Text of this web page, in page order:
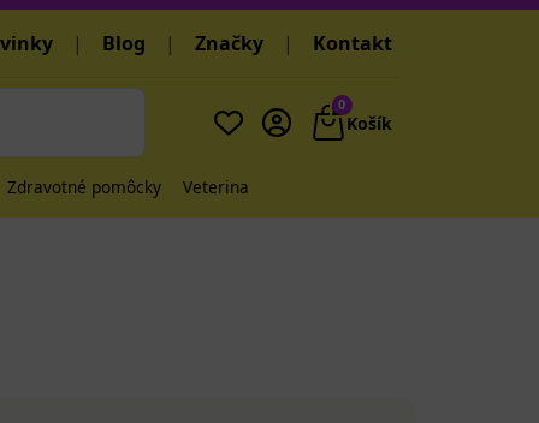
| Blog | Značky | Kontakt
0
Košík
Zdravotné pomôcky Veterina